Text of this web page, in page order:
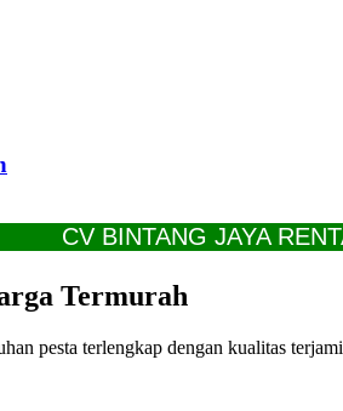
CV BINTANG JAYA RENTAL
Termurah
pesta terlengkap dengan kualitas